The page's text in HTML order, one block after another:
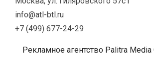
info@atl-btl.ru
+7 (499) 677-24-29
Рекламное агентство Palitra Media